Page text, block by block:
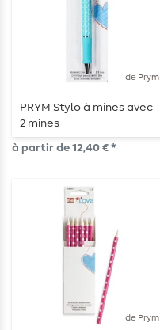
de Prym
PRYM Stylo à mines avec
2 mines
à partir de 12,40 € *
de Prym